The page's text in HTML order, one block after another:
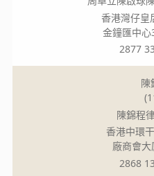
香港灣仔皇
金鐘匯中
2877
陳
陳錦程
香港中環
廠商會
2868